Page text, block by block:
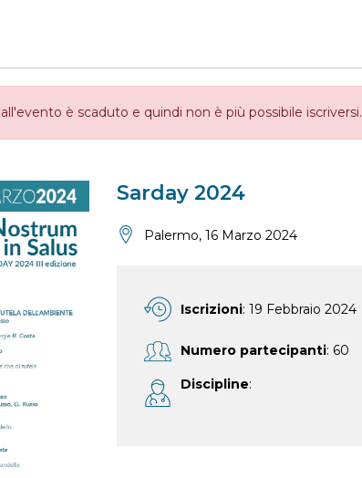
è scaduto e quindi non è più possibile iscriversi.
Sarday 2024
Palermo, 16 Marzo 2024
Iscrizioni: 19 Febbraio 2024
Numero partecipanti: 60
Discipline: